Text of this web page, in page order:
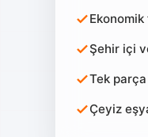
Şehir içi
Tek
Çeyiz